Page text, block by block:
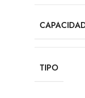
TIPO